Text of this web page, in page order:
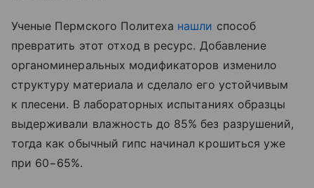
Ученые Пермского Политеха нашли способ
превратить этот отход в ресурс. Добавление
органоминеральных модификаторов изменило
структуру материала и сделало его устойчивым
к плесени. В лабораторных испытаниях образцы
выдерживали влажность до 85% без разрушений,
тогда как обычный гипс начинал крошиться уже
при 60−65%.